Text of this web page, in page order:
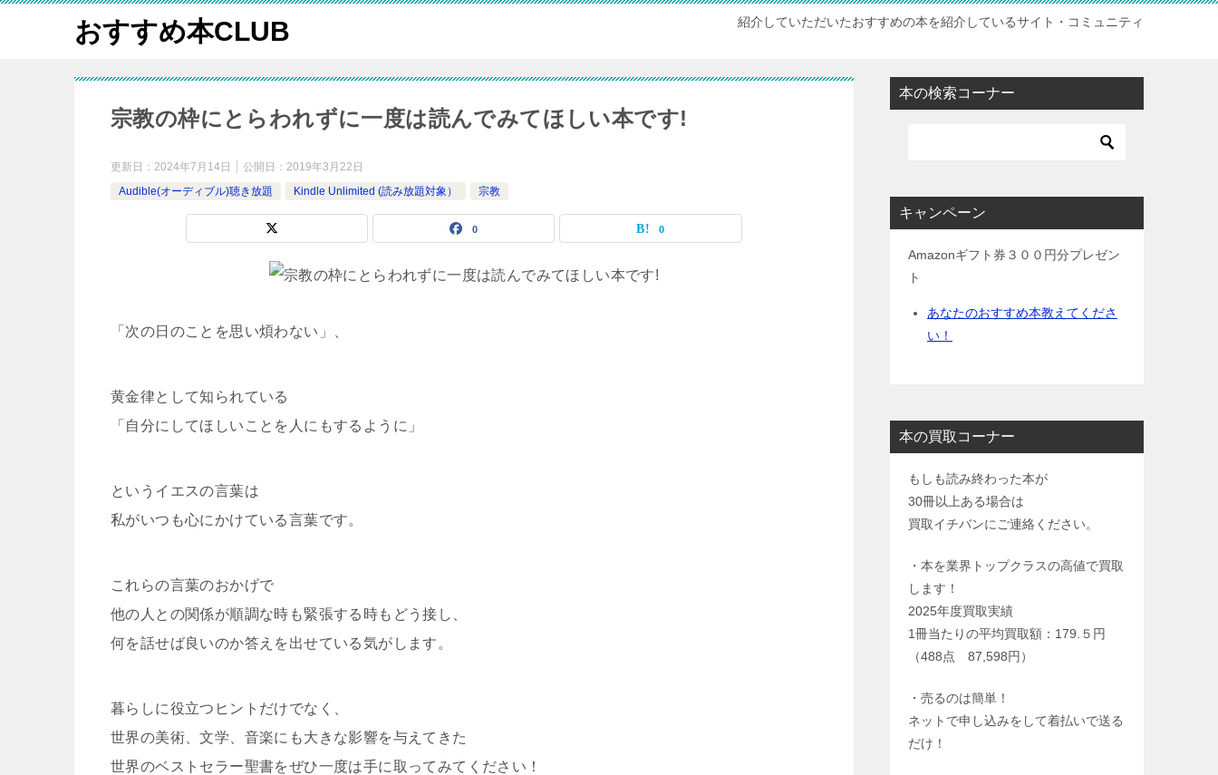
おすすめ本CLUB 紹介していただいたおすすめの本を紹介しているサイト・コミュニティ
宗教の枠にとらわれずに一度は読んでみてほしい本です!
更新日： 2024年7月14日 公開日： 2019年3月22日
Audible(オーディブル)聴き放題
Kindle Unlimited (読み放題対象） 宗教
0 0
「次の日のことを思い煩わない」、
黄金律として知られている
「自分にしてほしいことを人にもするように」
というイエスの言葉は
私がいつも心にかけている言葉です。
これらの言葉のおかげで
他の人との関係が順調な時も緊張する時もどう接し、
何を話せば良いのか答えを出せている気がします。
暮らしに役立つヒントだけでなく、
世界の美術、文学、音楽にも大きな影響を与えてきた
世界のベストセラー聖書をぜひ一度は手に取ってみてください！
本の検索コーナー
キャンペーン
Amazonギフト券３００円分プレゼン
ト
あなたのおすすめ本教えてくださ
い！
本の買取コーナー
もしも読み終わった本が
30冊以上ある場合は
買取イチバンにご連絡ください。
・本を業界トップクラスの高値で買取
します！
2025年度買取実績
1冊当たりの平均買取額：179.５円
（488点 87,598円）
・売るのは簡単！
ネットで申し込みをして着払いで送る
だけ！